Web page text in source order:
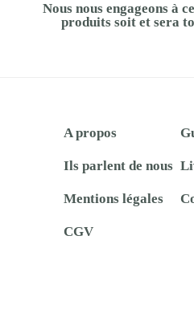
Nous nous engageons à
produits soit et sera
A propos
Ils parlent de nous
Mentions légales
CGV